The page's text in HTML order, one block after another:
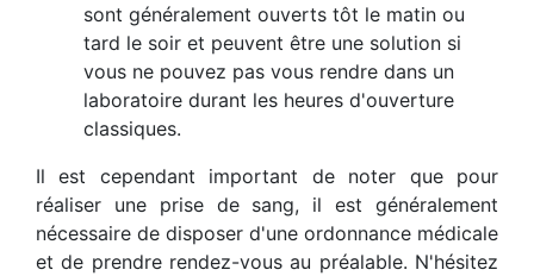
sont généralement ouverts tôt le matin ou
tard le soir et peuvent être une solution si
vous ne pouvez pas vous rendre dans un
laboratoire durant les heures d'ouverture
classiques.
Il est cependant important de noter que pour
réaliser une prise de sang, il est généralement
nécessaire de disposer d'une ordonnance médicale
et de prendre rendez-vous au préalable. N'hésitez